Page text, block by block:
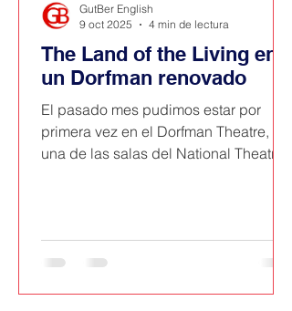
The Land of the Living en
un Dorfman renovado
El pasado mes pudimos estar por
primera vez en el Dorfman Theatre,
una de las salas del National Theatre
Se representaba The Land of the
Living, la nueva obra de David Lan
GutBer English
9 oct 2025
4 min de lectura